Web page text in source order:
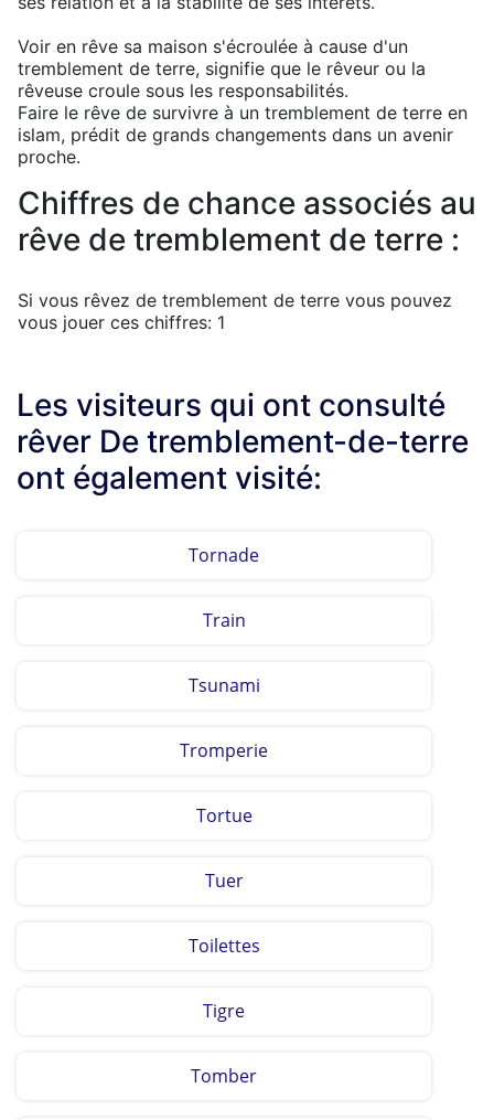
Voir en rêve sa maison s'écroulée à cause d'un
tremblement de terre, signifie que le rêveur ou la
rêveuse croule sous les responsabilités.
Faire le rêve de survivre à un tremblement de terre en
islam, prédit de grands changements dans un avenir
proche.
Chiffres de chance associés au
rêve de tremblement de terre :
Si vous rêvez de tremblement de terre vous pouvez
vous jouer ces chiffres: 1
Les visiteurs qui ont consulté
rêver De tremblement-de-terre
ont également visité:
Tornade
Train
Tsunami
Tromperie
Tortue
Tuer
Toilettes
Tigre
Tomber